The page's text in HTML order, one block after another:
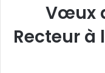
Vœux
Recteur à